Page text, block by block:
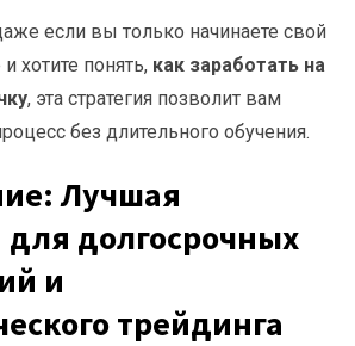
если вы только начинаете свой
хотите понять, как заработать на
, эта стратегия позволит вам
без длительного обучения.
Лучшая
для долгосрочных
и
трейдинга